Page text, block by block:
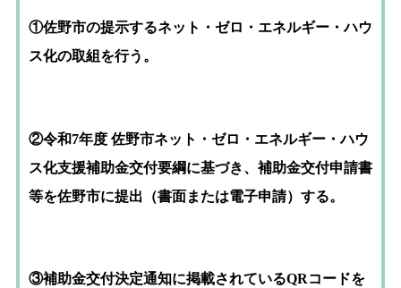
①佐野市の提示するネット・ゼロ・エネルギー・ハウ
ス化の取組を行う。
②令和7年度 佐野市ネット・ゼロ・エネルギー・ハウ
ス化支援補助金交付要綱に基づき、補助金交付申請書
等を佐野市に提出（書面または電子申請）する。
③補助金交付決定通知に掲載されているQRコードを